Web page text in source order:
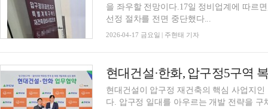
을 좌우할 전망이다.17일 정비업계에 따르
선정 절차를 전면 중단했다...
2026-04-17 금요일 | 주현태 기자
현대건설·한화, 압구정5구역
현대건설이 압구정 재건축의 핵심 사업지
다. 압구정 일대를 아우르는 개발 전략을